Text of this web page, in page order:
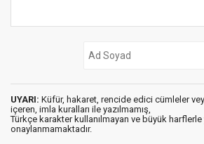
UYARI: Küfür, hakaret, rencide edici cümleler
içeren, imla kuralları ile yazılmamış,
Türkçe karakter kullanılmayan ve büyük harflerle
onaylanmamaktadır.